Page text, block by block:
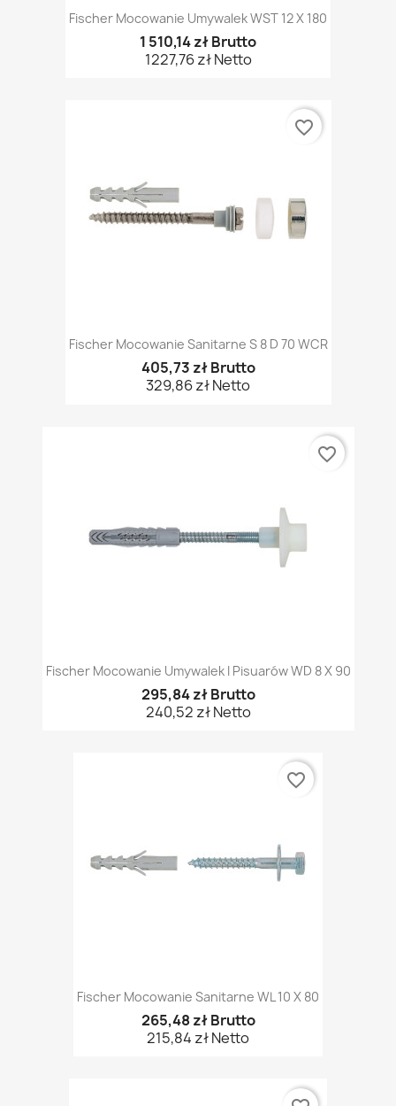
Fischer Mocowanie Umywalek WST 12 X 180
1 510,14 zł Brutto
1227,76 zł Netto
Fischer Mocowanie Sanitarne S 8 D 70 WCR
405,73 zł Brutto
329,86 zł Netto
favorite_border
Fischer Mocowanie Umywalek I Pisuarów WD 8 X 90
295,84 zł Brutto
240,52 zł Netto
favorite_border
Fischer Mocowanie Sanitarne WL 10 X 80
265,48 zł Brutto
215,84 zł Netto
favorite_border